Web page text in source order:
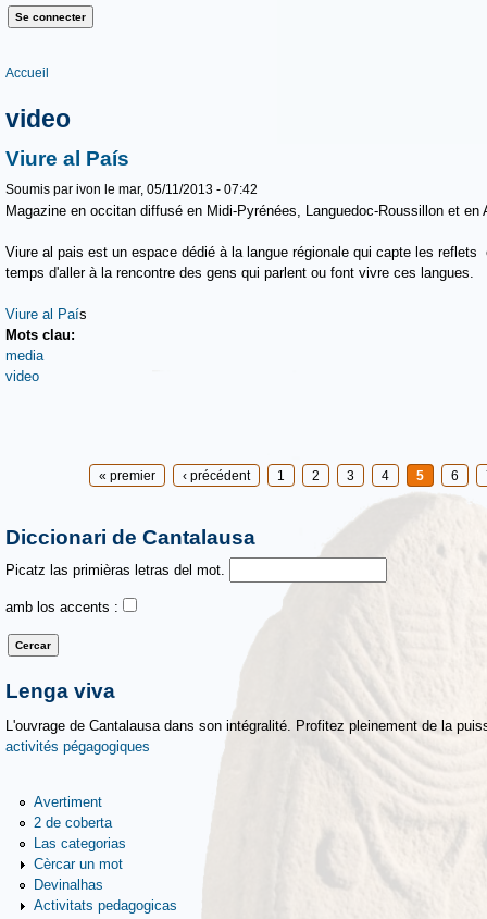
Vous êtes ici
Accueil
video
Viure al País
Soumis par ivon le mar, 05/11/2013 - 07:42
Magazine en occitan diffusé en Midi-Pyrénées, Languedoc-Roussillon et en
Viure al pais est un espace dédié à la langue régionale qui capte les
temps d'aller à la rencontre des gens qui parlent ou font vivre ces langues.
Viure al País
Mots clau:
media
video
« premier ‹ précédent 1 2 3 4 5 6
Diccionari de Cantalausa
Picatz las primièras letras del mot.
amb los accents :
Lenga viva
L'ouvrage de Cantalausa dans son intégralité. Profitez pleinement de la
activités pégagogiques
Avertiment
2 de coberta
Las categorias
Cèrcar un mot
Devinalhas
Activitats pedagogicas